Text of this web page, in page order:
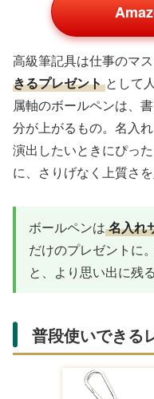
高級筆記具は仕事のマス
きるプレゼント として
属軸のボールペンは、
分が上がるもの。名入
演出したいときにぴっ
に、さりげなく上質さ
ボールペンは 名入れ
だけのプレゼントに
と、より思い出に残
普段使いできる